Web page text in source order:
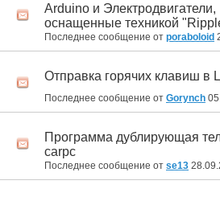
Arduino и Электродвигатели,
оснащенные техникой
Последнее сообщение от poraboloid
Отправка горячих клавиш в
Последнее сообщение от Gorynch
Программа дублирующая
carpc
Последнее сообщение от se13